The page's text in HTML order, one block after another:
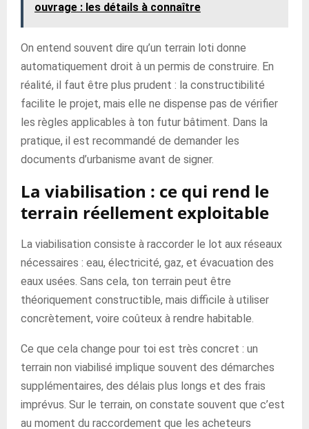
ouvrage : les détails à connaître
On entend souvent dire qu’un terrain loti donne
automatiquement droit à un permis de construire. En
réalité, il faut être plus prudent : la constructibilité
facilite le projet, mais elle ne dispense pas de vérifier
les règles applicables à ton futur bâtiment. Dans la
pratique, il est recommandé de demander les
documents d’urbanisme avant de signer.
La viabilisation : ce qui rend le
terrain réellement exploitable
La viabilisation consiste à raccorder le lot aux réseaux
nécessaires : eau, électricité, gaz, et évacuation des
eaux usées. Sans cela, ton terrain peut être
théoriquement constructible, mais difficile à utiliser
concrètement, voire coûteux à rendre habitable.
Ce que cela change pour toi est très concret : un
terrain non viabilisé implique souvent des démarches
supplémentaires, des délais plus longs et des frais
imprévus. Sur le terrain, on constate souvent que c’est
au moment du raccordement que les acheteurs